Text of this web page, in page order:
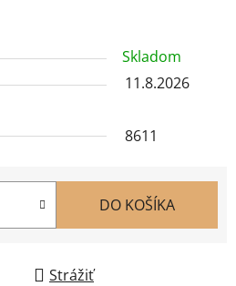
Skladom
11.8.2026
8611
DO KOŠÍKA
Strážiť